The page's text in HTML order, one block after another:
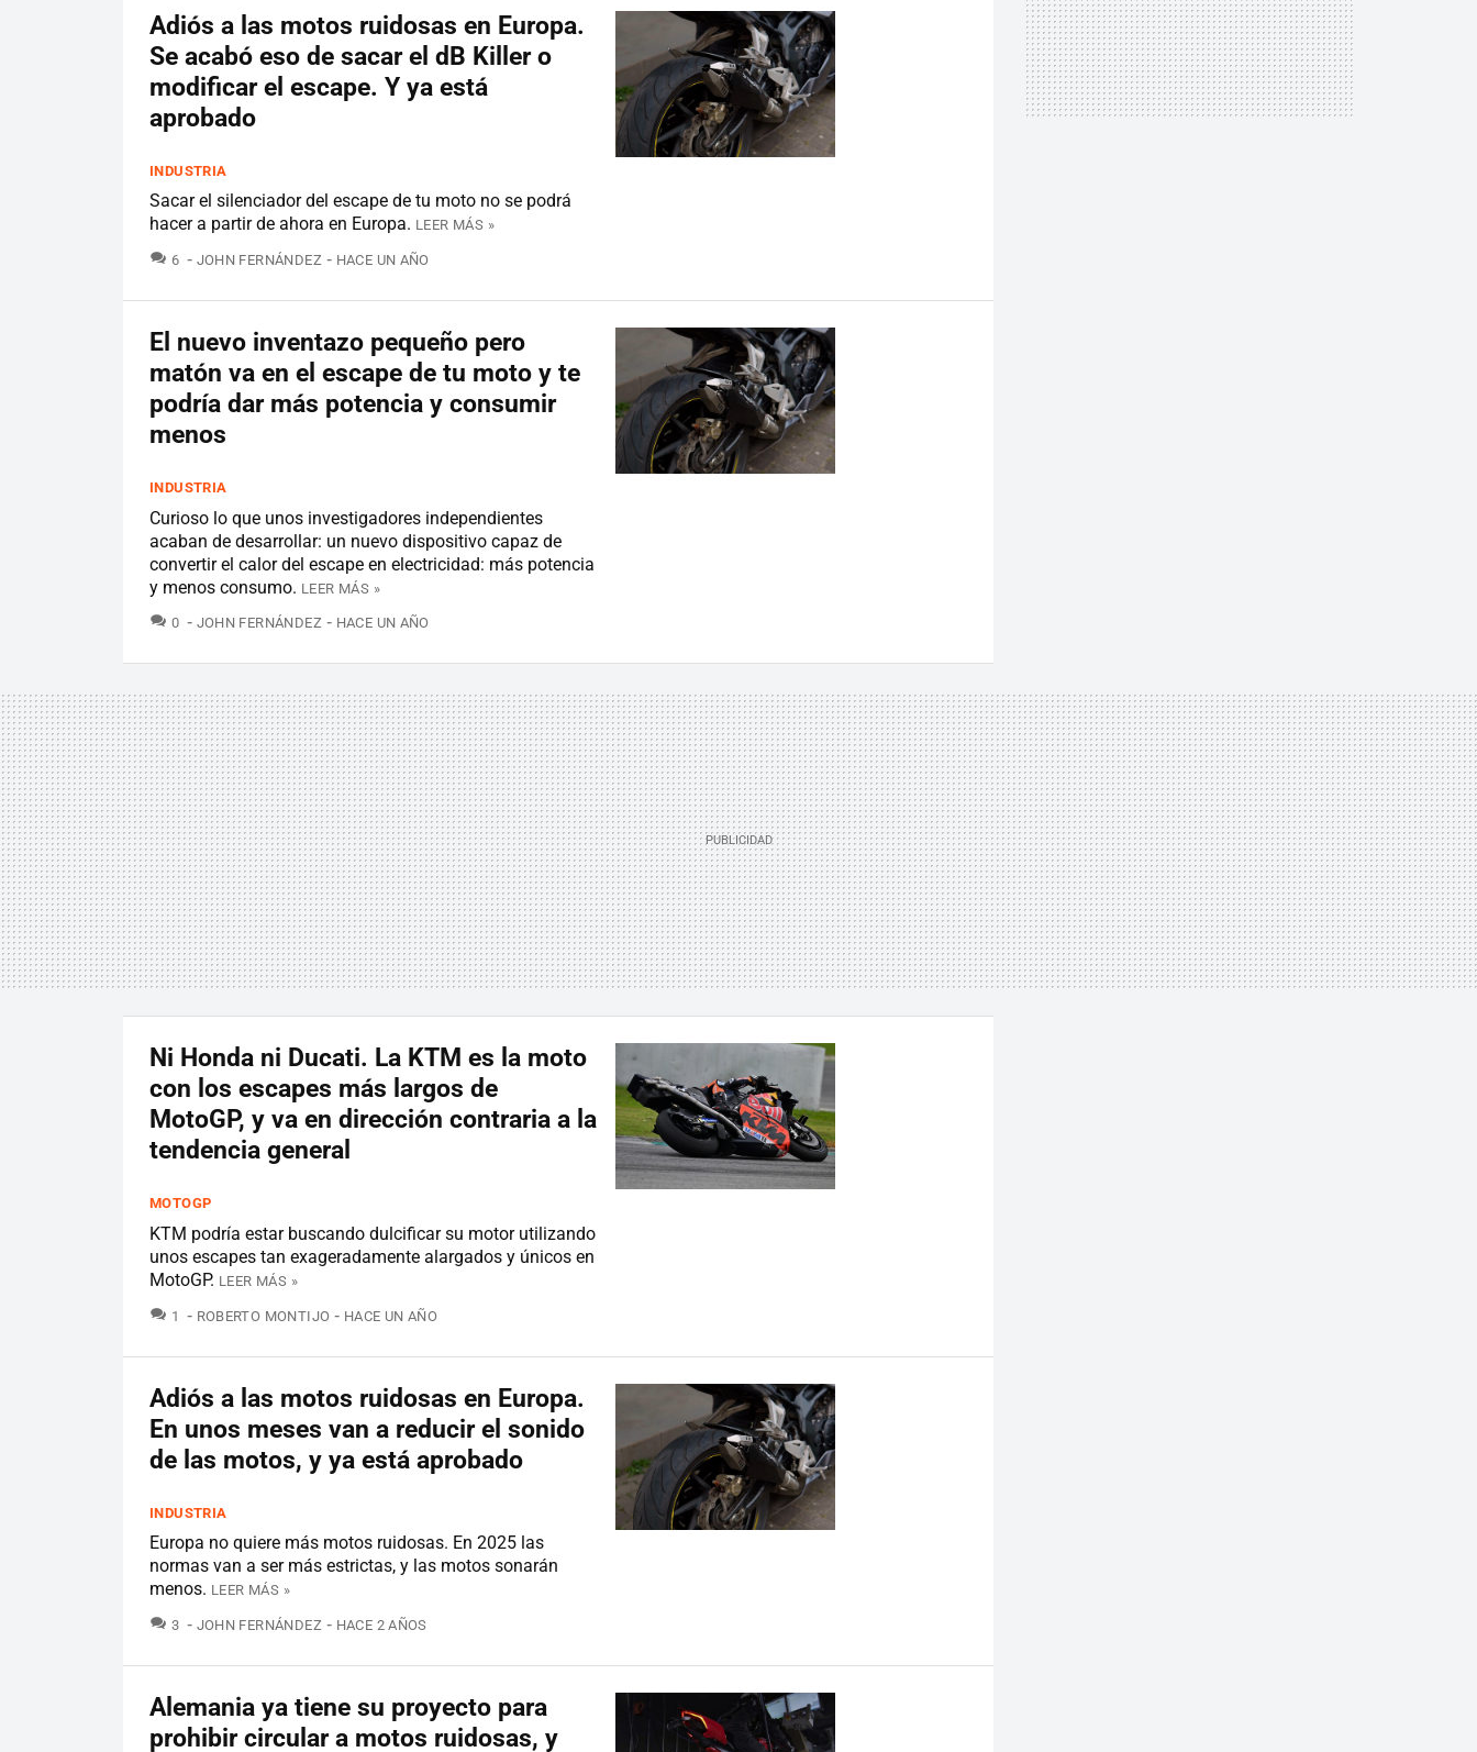
Adiós a las motos ruidosas en Europa.
Se acabó eso de sacar el dB Killer o
modificar el escape. Y ya está
aprobado
INDUSTRIA
Sacar el silenciador del escape de tu moto no se podrá
hacer a partir de ahora en Europa. LEER MÁS »
6 COMENTARIOS
JOHN FERNÁNDEZ HACE UN AÑO
El nuevo inventazo pequeño pero
matón va en el escape de tu moto y te
podría dar más potencia y consumir
menos
INDUSTRIA
Curioso lo que unos investigadores independientes
acaban de desarrollar: un nuevo dispositivo capaz de
convertir el calor del escape en electricidad: más potencia
y menos consumo. LEER MÁS »
0 COMENTARIOS
JOHN FERNÁNDEZ HACE UN AÑO
Ni Honda ni Ducati. La KTM es la moto
con los escapes más largos de
MotoGP, y va en dirección contraria a la
tendencia general
MOTOGP
KTM podría estar buscando dulcificar su motor utilizando
unos escapes tan exageradamente alargados y únicos en
MotoGP. LEER MÁS »
1 COMENTARIOS
ROBERTO MONTIJO HACE UN AÑO
Adiós a las motos ruidosas en Europa.
En unos meses van a reducir el sonido
de las motos, y ya está aprobado
INDUSTRIA
Europa no quiere más motos ruidosas. En 2025 las
normas van a ser más estrictas, y las motos sonarán
menos. LEER MÁS »
3 COMENTARIOS
JOHN FERNÁNDEZ HACE 2 AÑOS
Alemania ya tiene su proyecto para
prohibir circular a motos ruidosas, y